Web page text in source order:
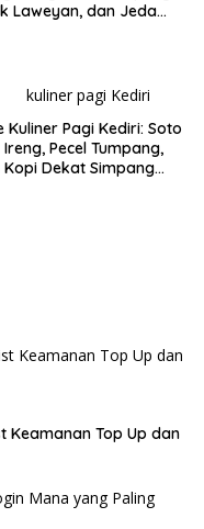
Laweyan, dan Jeda
Kuliner Pagi Kediri: Soto
Pecel Tumpang,
Kopi Dekat Simpang
Keamanan Top Up dan